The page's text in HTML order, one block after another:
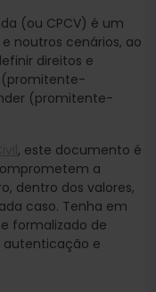
(ou CPCV) é um
noutros cenários, ao
direitos e
(promitente-
(promitente-
, este documento é
a
dentro dos valores,
caso. Tenha em
formalizado de
e